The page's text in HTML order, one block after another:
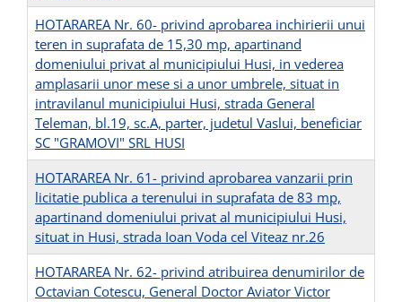
HOTARAREA Nr. 60- privind aprobarea inchirierii unui
teren in suprafata de 15,30 mp, apartinand
domeniului privat al municipiului Husi, in vederea
amplasarii unor mese si a unor umbrele, situat in
intravilanul municipiului Husi, strada General
Teleman, bl.19, sc.A, parter, judetul Vaslui, beneficiar
SC "GRAMOVI" SRL HUSI
HOTARAREA Nr. 61- privind aprobarea vanzarii prin
licitatie publica a terenului in suprafata de 83 mp,
apartinand domeniului privat al municipiului Husi,
situat in Husi, strada Ioan Voda cel Viteaz nr.26
HOTARAREA Nr. 62- privind atribuirea denumirilor de
Octavian Cotescu, General Doctor Aviator Victor